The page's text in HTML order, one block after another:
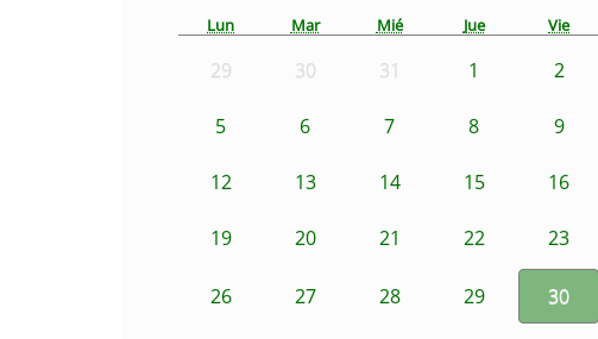
Lun Mar Mié Jue Vie
29 30 31 1 2
5 6 7 8 9
12 13 14 15 16
19 20 21 22 23
26 27 28 29 30